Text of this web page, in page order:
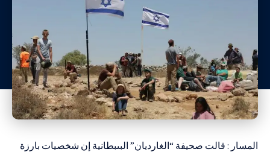
المسار : قالت صحيفة “الغارديان” البىبطانية إن شخصيات بارزة